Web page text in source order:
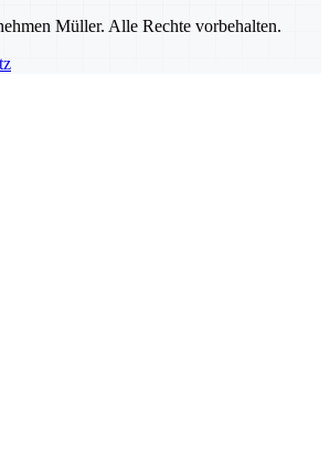
Müller. Alle Rechte vorbehalten.